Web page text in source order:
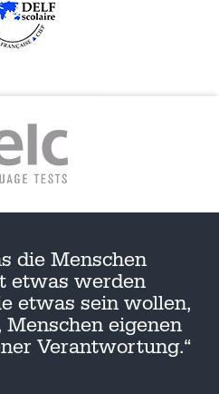
die Menschen
etwas werden
etwas sein wollen,
eigenen
Verantwortung.“